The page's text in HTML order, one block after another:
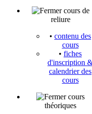
cours de
reliure
• contenu des
cours
• fiches
d'inscription
calendrier des
cours
cours
théoriques